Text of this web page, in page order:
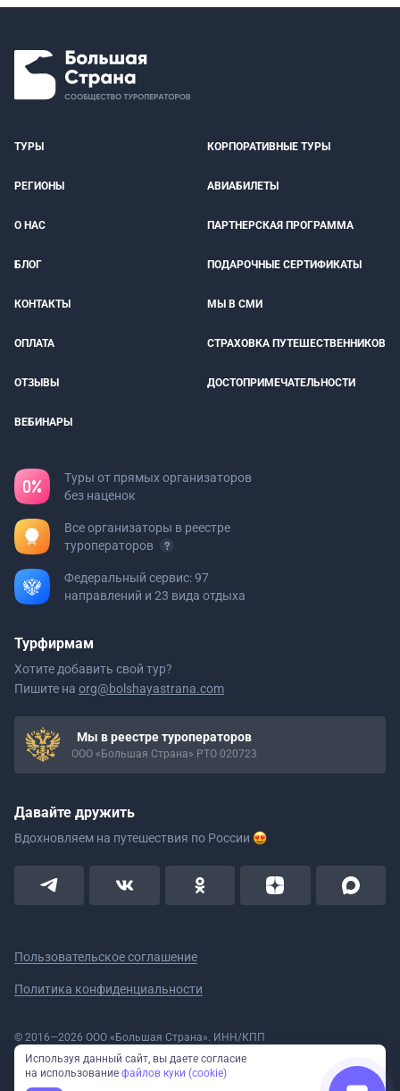
ТУРЫ КОРПОРАТИВНЫЕ ТУРЫ
РЕГИОНЫ АВИАБИЛЕТЫ
О НАС ПАРТНЕРСКАЯ ПРОГРАММА
БЛОГ ПОДАРОЧНЫЕ СЕРТИФИКАТЫ
КОНТАКТЫ МЫ В СМИ
ОПЛАТА СТРАХОВКА ПУТЕШЕСТВЕННИКОВ
ОТЗЫВЫ ДОСТОПРИМЕЧАТЕЛЬНОСТИ
ВЕБИНАРЫ
Туры от прямых организаторов
без наценок
Все организаторы в реестре
туроператоров
Федеральный сервис: 97
направлений и 23 вида отдыха
Турфирмам
Хотите добавить свой тур?
Пишите на org@bolshayastrana.com
Мы в реестре туроператоров
ООО «Большая Страна» РТО 020723
Давайте дружить
Вдохновляем на путешествия по России
Пользовательское соглашение
Политика конфиденциальности
© 2016—2026 ООО «Большая Страна». ИНН/КПП
5908078160/590801001 ОГРН 1185958020533
Номер в реестре Роскомнадзора № 59-18-006319 (Приказ № 321 от
11.10.2018)
Используя данный сайт, вы даете согласие
на использование файлов куки (cookie)